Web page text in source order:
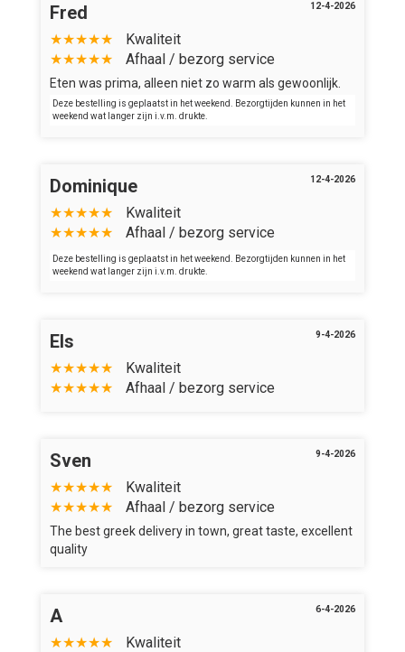
Fred
★★★★★
Kwaliteit
★★★★★
Afhaal / bezorg service
Eten was prima, alleen niet zo warm als gewoonlijk.
Deze bestelling is geplaatst in het weekend. Bezorgtijden kunnen in het
weekend wat langer zijn i.v.m. drukte.
12-4-2026
Dominique
★★★★★
Kwaliteit
★★★★★
Afhaal / bezorg service
Deze bestelling is geplaatst in het weekend. Bezorgtijden kunnen in het
weekend wat langer zijn i.v.m. drukte.
12-4-2026
Els
★★★★★
Kwaliteit
★★★★★
Afhaal / bezorg service
9-4-2026
Sven
★★★★★
Kwaliteit
★★★★★
Afhaal / bezorg service
The best greek delivery in town, great taste, excellent
quality
9-4-2026
A
★★★★★
Kwaliteit
6-4-2026